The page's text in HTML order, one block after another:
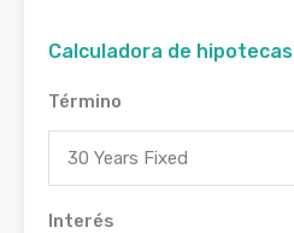
Calculadora de hipotecas
Término
30 Years Fixed
Interés